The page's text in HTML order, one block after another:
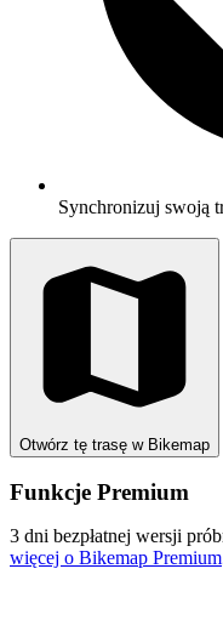
Synchronizuj swoją
Otwórz tę trasę w Bikemap
Funkcje Premium
3 dni bezpłatnej wersji
więcej o Bikemap Premium